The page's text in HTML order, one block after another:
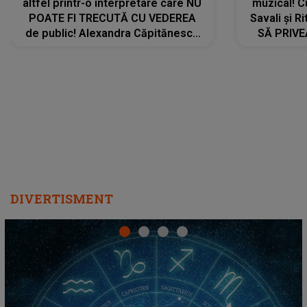
altfel printr-o interpretare care NU
POATE FI TRECUTĂ CU VEDEREA
de public! Alexandra Căpitănescu
muzical!
Savali și
SĂ
DIVERTISMENT